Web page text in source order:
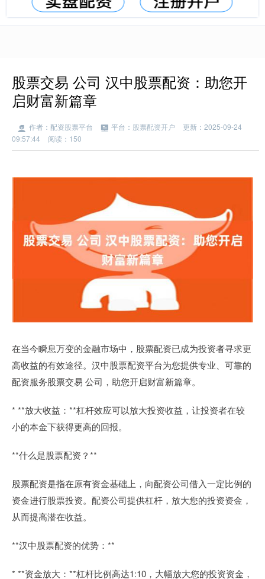
股票交易 公司 汉中股票配资：助您开
启财富新篇章
作者：配资股票平台 平台：股票配资开户
更新：2025-09-24
09:57:44
阅读：150
在当今瞬息万变的金融市场中，股票配资已成为投资者寻求更
高收益的有效途径。汉中股票配资平台为您提供专业、可靠的
配资服务股票交易 公司，助您开启财富新篇章。
* **放大收益：**杠杆效应可以放大投资收益，让投资者在较
小的本金下获得更高的回报。
**什么是股票配资？**
股票配资是指在原有资金基础上，向配资公司借入一定比例的
资金进行股票投资。配资公司提供杠杆，放大您的投资资金，
从而提高潜在收益。
**汉中股票配资的优势：**
* **资金放大：**杠杆比例高达1:10，大幅放大您的投资资金，